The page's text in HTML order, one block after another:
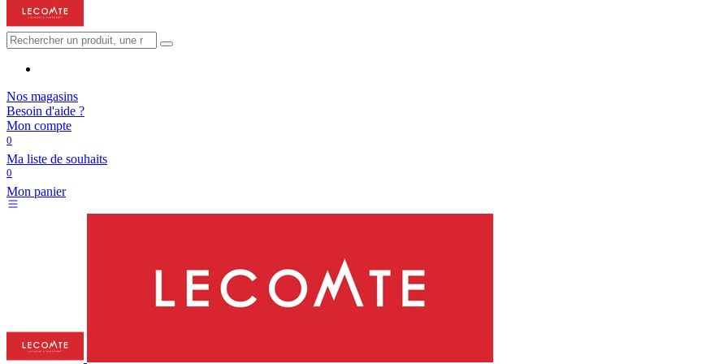
Nos magasins
Besoin d'aide ?
Mon compte
0
Ma liste de souhaits
0
Mon panier